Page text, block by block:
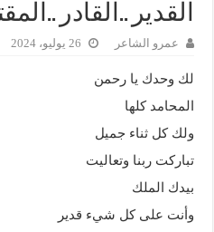
القدير ..القادر
عمرو الشاعر 26 يوليو، 2024
لك وحدك يا رحمن
المحامد كلها
ولك كل ثناء جميل
تباركت ربنا وتعاليت
بيدك الملك
وأنت على كل شيء قدير